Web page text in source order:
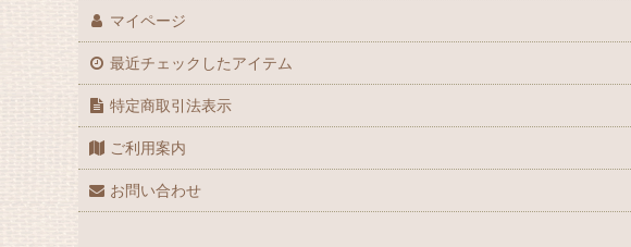
マイページ
最近チェックしたアイテム
特定商取引法表示
ご利用案内
お問い合わせ